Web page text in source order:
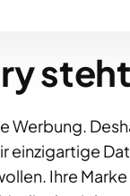
Werbung.
einzigartige
Ihre